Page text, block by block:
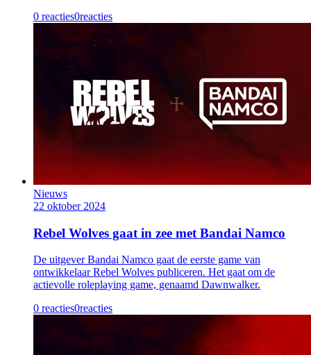
0 reacties0reacties
Nieuws
22 oktober 2024
Rebel Wolves gaat in zee met Bandai Namco
De uitgever Bandai Namco gaat de eerste game van
ontwikkelaar Rebel Wolves publiceren. Het gaat om de
actievolle roleplaying game, genaamd Dawnwalker.
0 reacties0reacties